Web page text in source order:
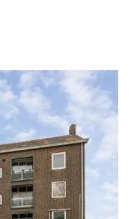
de
ruimte is voor
en de op
keukenblok
De